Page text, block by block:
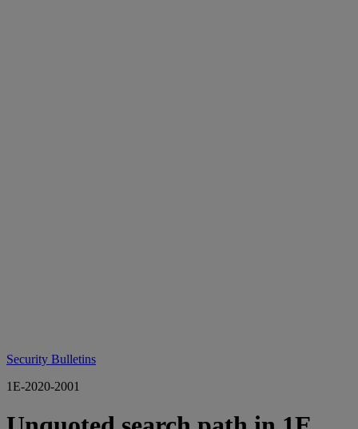
Security Bulletins
1E-2020-2001